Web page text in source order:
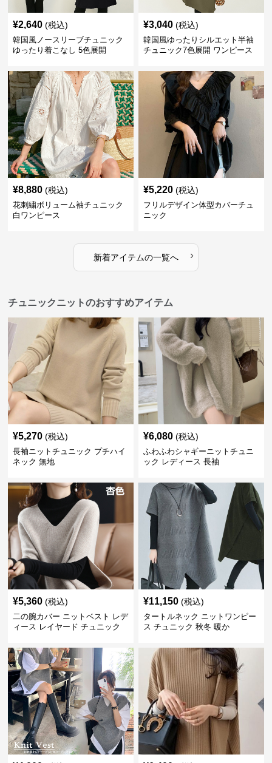
¥2,640 (税込)
韓国風ノースリーブチュニック
ゆったり着こなし 5色展開
¥3,040 (税込)
韓国風ゆったりシルエット半袖
チュニック7色展開 ワンピース
¥8,880 (税込)
花刺繍ボリューム袖チュニック
白ワンピース
¥5,220 (税込)
フリルデザイン体型カバーチュ
ニック
新着アイテムの一覧へ ›
チュニックニットのおすすめアイテム
¥5,270 (税込)
長袖ニットチュニック プチハイ
ネック 無地
¥6,080 (税込)
ふわふわシャギーニットチュニ
ック レディース 長袖
¥5,360 (税込)
二の腕カバー ニットベスト レデ
ィース レイヤード チュニック
¥11,150 (税込)
タートルネック ニットワンピー
ス チュニック 秋冬 暖か